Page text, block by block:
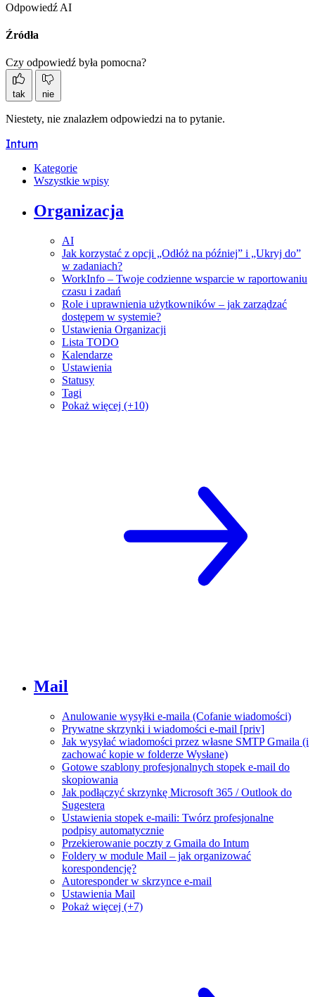
Odpowiedź AI
Źródła
Czy odpowiedź była pomocna?
tak nie
Niestety, nie znalazłem odpowiedzi na to pytanie.
Intum
Kategorie
Wszystkie wpisy
Organizacja
AI
Jak korzystać z opcji „Odłóż na później” i „Ukryj do”
w zadaniach?
WorkInfo – Twoje codzienne wsparcie w raportowaniu
czasu i zadań
Role i uprawnienia użytkowników – jak zarządzać
dostępem w systemie?
Ustawienia Organizacji
Lista TODO
Kalendarze
Ustawienia
Statusy
Tagi
Pokaż więcej (+10)
Mail
Anulowanie wysyłki e-maila (Cofanie wiadomości)
Prywatne skrzynki i wiadomości e-mail [priv]
Jak wysyłać wiadomości przez własne SMTP Gmaila (i
zachować kopie w folderze Wysłane)
Gotowe szablony profesjonalnych stopek e-mail do
skopiowania
Jak podłączyć skrzynkę Microsoft 365 / Outlook do
Sugestera
Ustawienia stopek e-maili: Twórz profesjonalne
podpisy automatycznie
Przekierowanie poczty z Gmaila do Intum
Foldery w module Mail – jak organizować
korespondencję?
Autoresponder w skrzynce e-mail
Ustawienia Mail
Pokaż więcej (+7)